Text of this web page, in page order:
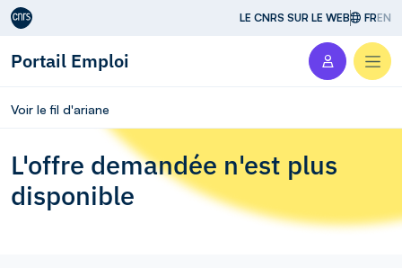
Aller au contenu LE CNRS SUR LE WEB FREN
Portail Emploi
Voir le fil d'ariane
L'offre demandée n'est plus
disponible